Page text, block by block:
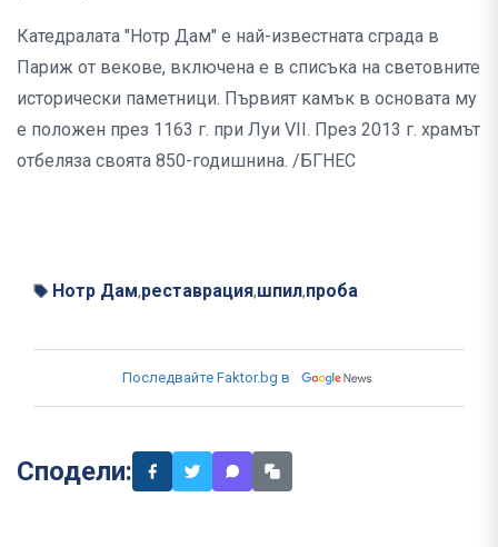
Катедралата "Нотр Дам" е най-известната сграда в
Париж от векове, включена е в списъка на световните
исторически паметници. Първият камък в основата му
е положен през 1163 г. при Луи VII. През 2013 г. храмът
отбеляза своята 850-годишнина. /БГНЕС
Нотр Дам,реставрация,шпил,проба
Последвайте Faktor.bg в
Сподели: